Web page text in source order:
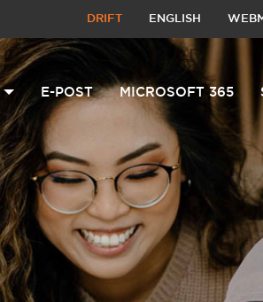
DRIFT ENGLISH
E-POST MICROSOFT 365